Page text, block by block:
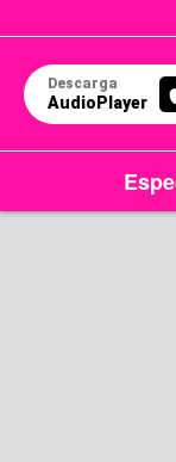
Descarga
AudioPlayer